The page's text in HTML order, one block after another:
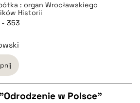
: organ Wrocławskiego
Historii
- 353
w Polsce"